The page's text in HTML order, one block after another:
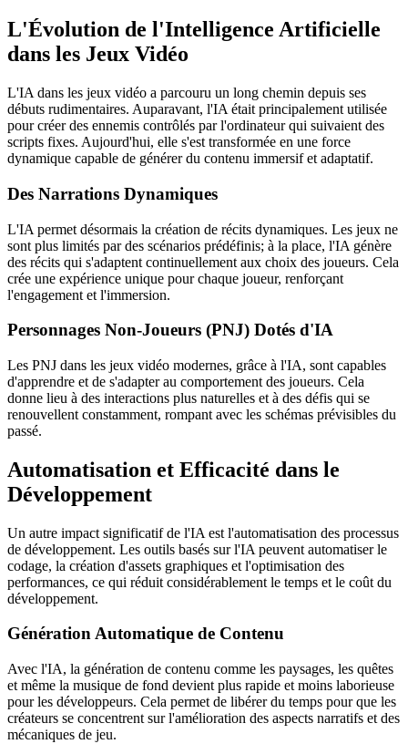
L'Évolution de l'Intelligence Artificielle
dans les Jeux Vidéo
L'IA dans les jeux vidéo a parcouru un long chemin depuis ses
débuts rudimentaires. Auparavant, l'IA était principalement utilisée
pour créer des ennemis contrôlés par l'ordinateur qui suivaient des
scripts fixes. Aujourd'hui, elle s'est transformée en une force
dynamique capable de générer du contenu immersif et adaptatif.
Des Narrations Dynamiques
L'IA permet désormais la création de récits dynamiques. Les jeux ne
sont plus limités par des scénarios prédéfinis; à la place, l'IA génère
des récits qui s'adaptent continuellement aux choix des joueurs. Cela
crée une expérience unique pour chaque joueur, renforçant
l'engagement et l'immersion.
Personnages Non-Joueurs (PNJ) Dotés d'IA
Les PNJ dans les jeux vidéo modernes, grâce à l'IA, sont capables
d'apprendre et de s'adapter au comportement des joueurs. Cela
donne lieu à des interactions plus naturelles et à des défis qui se
renouvellent constamment, rompant avec les schémas prévisibles du
passé.
Automatisation et Efficacité dans le
Développement
Un autre impact significatif de l'IA est l'automatisation des processus
de développement. Les outils basés sur l'IA peuvent automatiser le
codage, la création d'assets graphiques et l'optimisation des
performances, ce qui réduit considérablement le temps et le coût du
développement.
Génération Automatique de Contenu
Avec l'IA, la génération de contenu comme les paysages, les quêtes
et même la musique de fond devient plus rapide et moins laborieuse
pour les développeurs. Cela permet de libérer du temps pour que les
créateurs se concentrent sur l'amélioration des aspects narratifs et des
mécaniques de jeu.